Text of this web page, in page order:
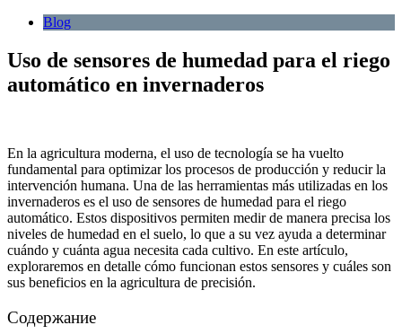
Blog
Uso de sensores de humedad para el riego
automático en invernaderos
En la agricultura moderna, el uso de tecnología se ha vuelto
fundamental para optimizar los procesos de producción y reducir la
intervención humana. Una de las herramientas más utilizadas en los
invernaderos es el uso de sensores de humedad para el riego
automático. Estos dispositivos permiten medir de manera precisa los
niveles de humedad en el suelo, lo que a su vez ayuda a determinar
cuándo y cuánta agua necesita cada cultivo. En este artículo,
exploraremos en detalle cómo funcionan estos sensores y cuáles son
sus beneficios en la agricultura de precisión.
Содержание